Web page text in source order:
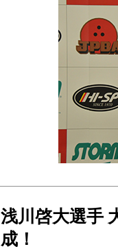
浅川啓大選手
成！